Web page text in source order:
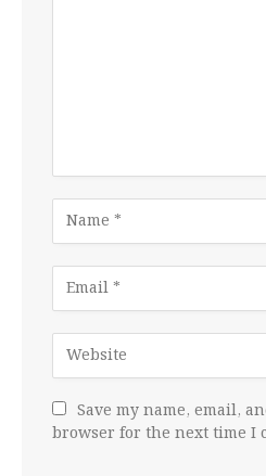
Save my name, email,
browser for the next time I